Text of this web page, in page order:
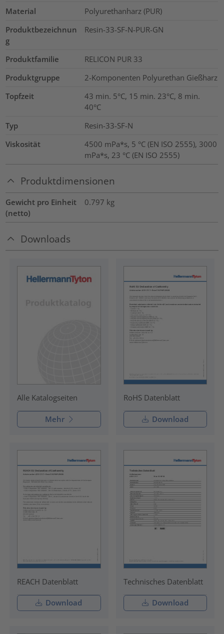
Material
Polyurethanharz (PUR)
Produktbezeichnun
g
Resin-33-SF-N-PUR-GN
Produktfamilie
RELICON PUR 33
Produktgruppe
2-Komponenten Polyurethan Gießharz
Topfzeit
43 min. 5°C, 15 min. 23°C, 8 min.
40°C
Typ
Resin-33-SF-N
Viskosität
4500 mPa*s, 5 °C (EN ISO 2555), 3000
mPa*s, 23 °C (EN ISO 2555)
Produktdimensionen
Gewicht pro Einheit
(netto)
0.797 kg
Downloads
Alle Katalogseiten
Mehr
RoHS Datenblatt
Download
REACH Datenblatt
Download
Technisches Datenblatt
Download